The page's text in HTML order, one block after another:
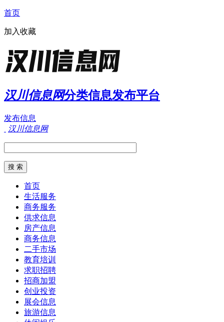
首页
加入收藏
汉川信息网分类信息发布平台
发布信息
汉川信息网
首页
生活服务
商务服务
供求信息
房产信息
商务信息
二手市场
教育培训
求职招聘
招商加盟
创业投资
展会信息
旅游信息